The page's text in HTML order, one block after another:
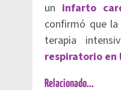
un infarto
confirmó que
terapia
respiratorio en
Relacionado...